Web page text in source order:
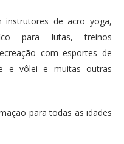
instrutores de acro yoga,
para lutas, treinos
com esportes de
e vôlei e muitas outras
para todas as idades